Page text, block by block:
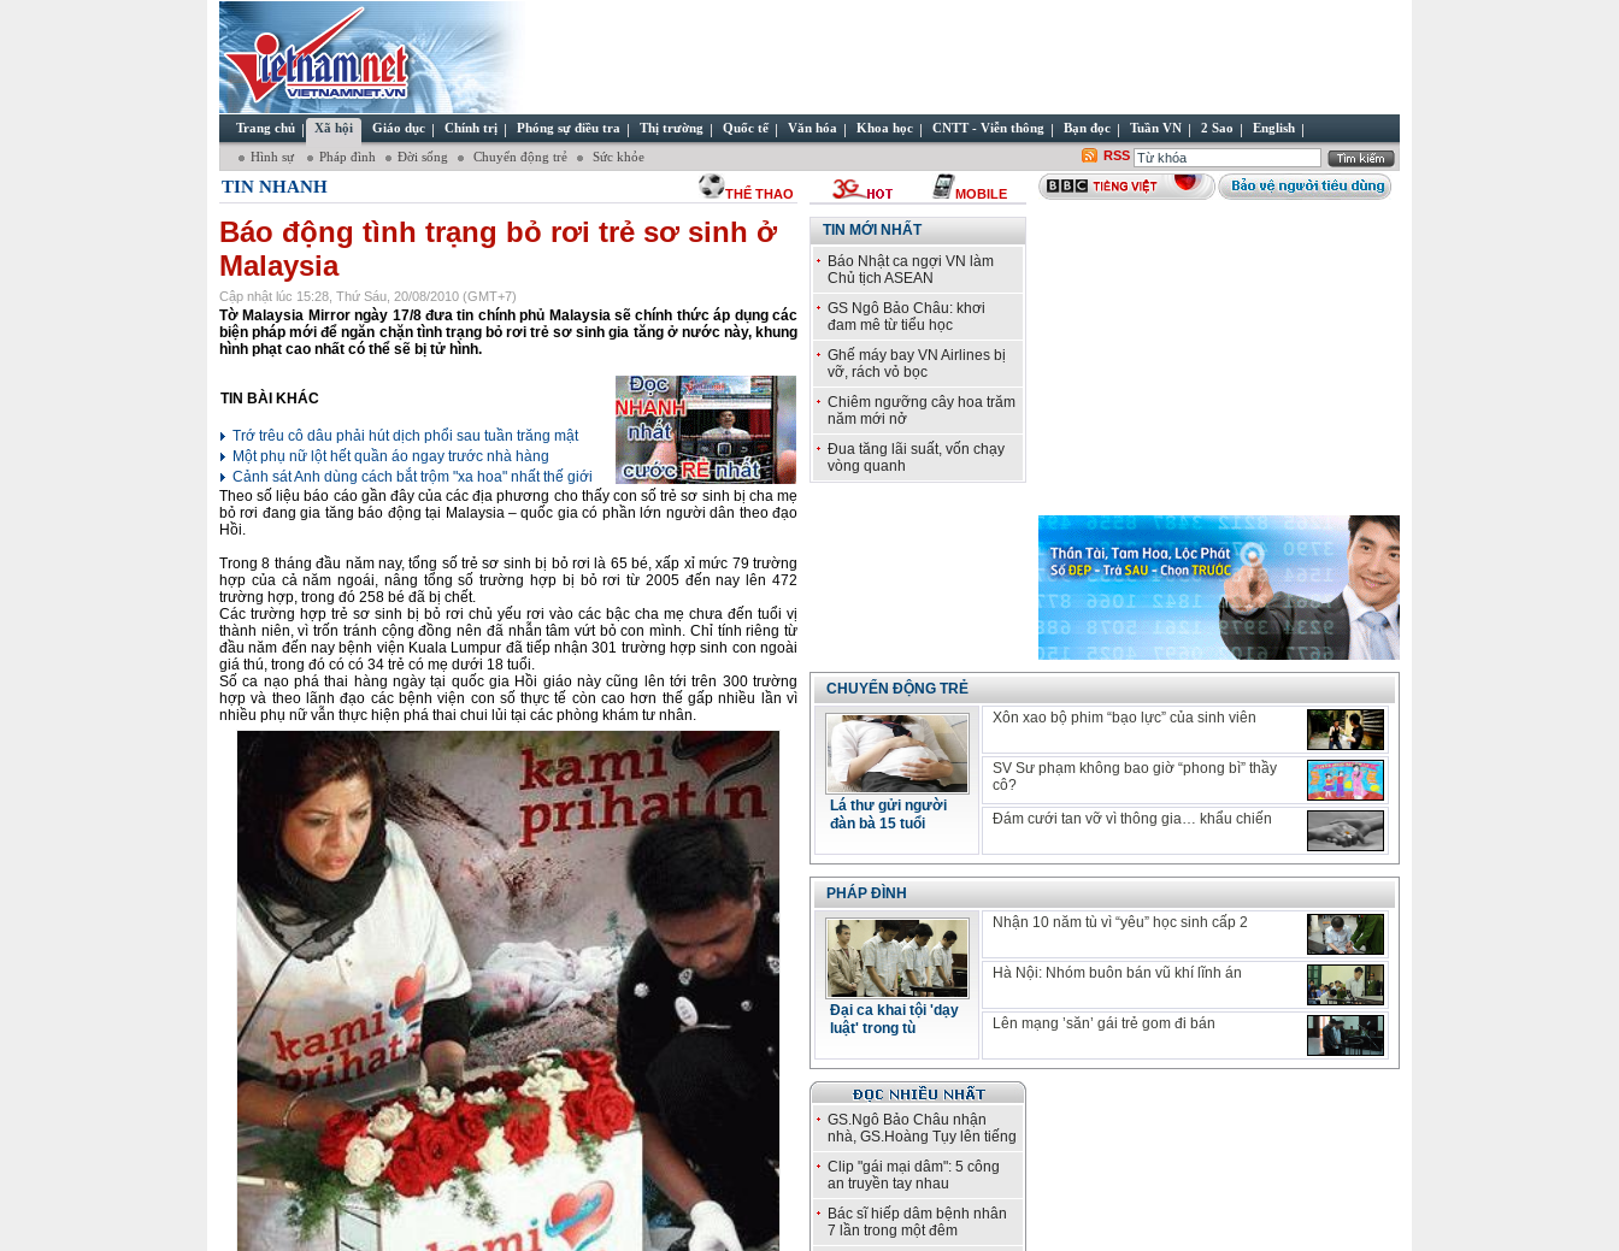
Trang chủ Xã hội Giáo dục Chính trị Phóng sự điều tra Thị trường Quốc tế Văn hóa Khoa học CNTT - Viễn thông Bạn đọc Tuần VN 2 Sao English
Hình sự Pháp đình Đời sống Chuyển động trẻ Sức khỏe RSS
TIN NHANH THỂ THAO MOBILE
Báo động tình trạng bỏ rơi trẻ sơ sinh ở
Malaysia
Cập nhật lúc 15:28, Thứ Sáu, 20/08/2010 (GMT+7)
Tờ Malaysia Mirror ngày 17/8 đưa tin chính phủ Malaysia sẽ chính thức áp dụng các
biện pháp mới để ngăn chặn tình trạng bỏ rơi trẻ sơ sinh gia tăng ở nước này, khung
hình phạt cao nhất có thể sẽ bị tử hình.
TIN BÀI KHÁC
Trớ trêu cô dâu phải hút dịch phổi sau tuần trăng mật
Một phụ nữ lột hết quần áo ngay trước nhà hàng
Cảnh sát Anh dùng cách bắt trộm "xa hoa" nhất thế giới
Theo số liệu báo cáo gần đây của các địa phương cho thấy con số trẻ sơ sinh bị cha mẹ
bỏ rơi đang gia tăng báo động tại Malaysia – quốc gia có phần lớn người dân theo đạo
Hồi.
Trong 8 tháng đầu năm nay, tổng số trẻ sơ sinh bị bỏ rơi là 65 bé, xấp xỉ mức 79 trường
hợp của cả năm ngoái, nâng tổng số trường hợp bị bỏ rơi từ 2005 đến nay lên 472
trường hợp, trong đó 258 bé đã bị chết.
Các trường hợp trẻ sơ sinh bị bỏ rơi chủ yếu rơi vào các bậc cha mẹ chưa đến tuổi vị
thành niên, vì trốn tránh cộng đồng nên đã nhẫn tâm vứt bỏ con mình. Chỉ tính riêng từ
đầu năm đến nay bệnh viện Kuala Lumpur đã tiếp nhận 301 trường hợp sinh con ngoài
giá thú, trong đó có có 34 trẻ có mẹ dưới 18 tuổi.
Số ca nạo phá thai hàng ngày tại quốc gia Hồi giáo này cũng lên tới trên 300 trường
hợp và theo lãnh đạo các bệnh viện con số thực tế còn cao hơn thế gấp nhiều lần vì
nhiều phụ nữ vẫn thực hiện phá thai chui lủi tại các phòng khám tư nhân.
TIN MỚI NHẤT
Báo Nhật ca ngợi VN làm
Chủ tịch ASEAN
GS Ngô Bảo Châu: khơi
đam mê từ tiểu học
Ghế máy bay VN Airlines bị
vỡ, rách vỏ bọc
Chiêm ngưỡng cây hoa trăm
năm mới nở
Đua tăng lãi suất, vốn chạy
vòng quanh
CHUYỂN ĐỘNG TRẺ
Lá thư gửi người
đàn bà 15 tuổi
Xôn xao bộ phim “bạo lực” của sinh viên
SV Sư phạm không bao giờ “phong bì” thầy
cô?
Đám cưới tan vỡ vì thông gia… khẩu chiến
PHÁP ĐÌNH
Đại ca khai tội 'dạy
luật' trong tù
Nhận 10 năm tù vì “yêu” học sinh cấp 2
Hà Nội: Nhóm buôn bán vũ khí lĩnh án
Lên mạng ’săn’ gái trẻ gom đi bán
GS.Ngô Bảo Châu nhận
nhà, GS.Hoàng Tụy lên tiếng
Clip "gái mại dâm": 5 công
an truyền tay nhau
Bác sĩ hiếp dâm bệnh nhân
7 lần trong một đêm